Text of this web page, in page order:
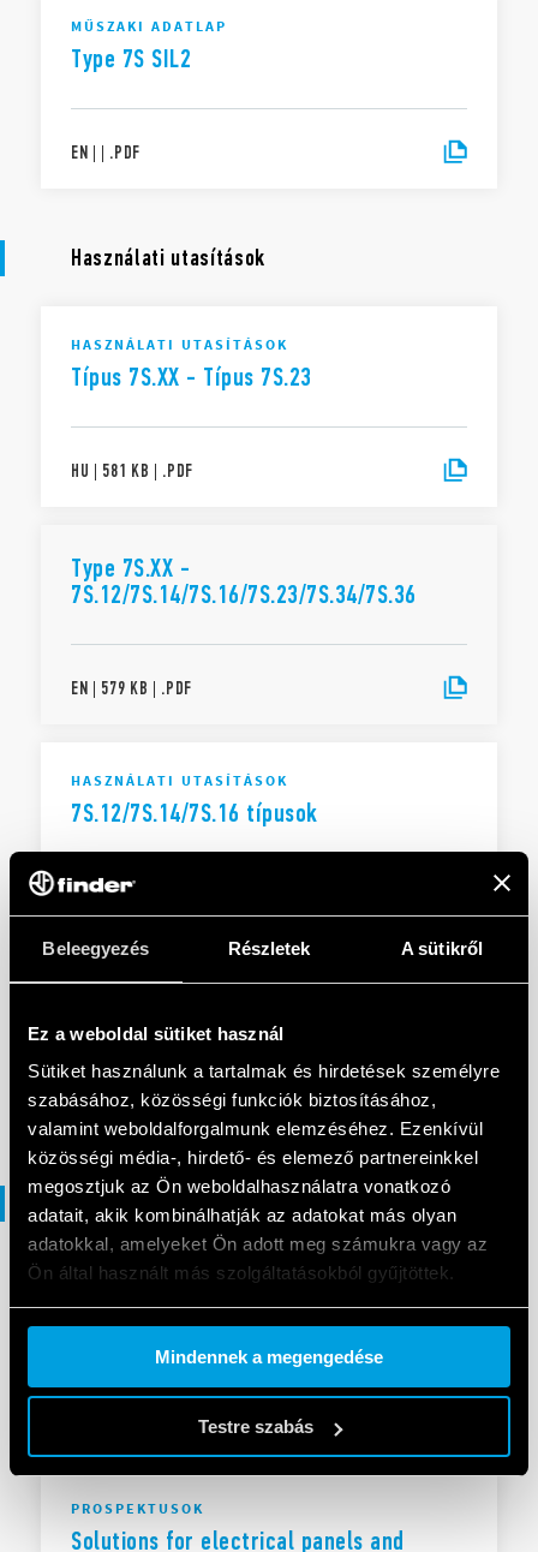
Beleegyezés Részletek A sütikről
Ez a weboldal sütiket használ
Sütiket használunk a tartalmak és hirdetések személyre
szabásához, közösségi funkciók biztosításához,
valamint weboldalforgalmunk elemzéséhez. Ezenkívül
közösségi média-, hirdető- és elemező partnereinkkel
megosztjuk az Ön weboldalhasználatra vonatkozó
adatait, akik kombinálhatják az adatokat más olyan
adatokkal, amelyeket Ön adott meg számukra vagy az
Ön által használt más szolgáltatásokból gyűjtöttek.
Cookie policy.
Mindennek a megengedése
Testre szabás
MŰSZAKI ADATLAP
Type 7S SIL2
EN | | .PDF
Használati utasítások
HASZNÁLATI UTASÍTÁSOK
Típus 7S.XX - Típus 7S.23
HU | 581 KB | .PDF
Type 7S.XX -
7S.12/7S.14/7S.16/7S.23/7S.34/7S.36
EN | 579 KB | .PDF
HASZNÁLATI UTASÍTÁSOK
7S.12/7S.14/7S.16 típusok
EN|| .PDF
Prospektusok
Brochure Industrial applications
PROSPEKTUSOK
Solutions for electrical panels and